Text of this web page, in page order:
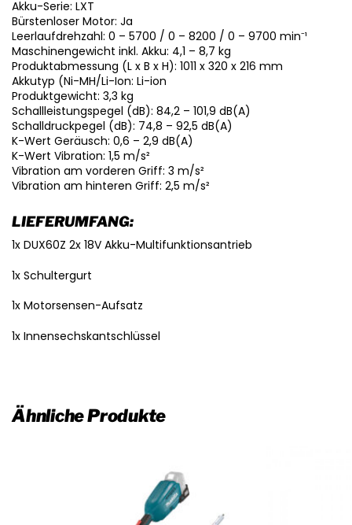
Akku-Serie: LXT
Bürstenloser Motor: Ja
Leerlaufdrehzahl: 0 – 5700 / 0 – 8200 / 0 – 9700 min⁻¹
Maschinengewicht inkl. Akku: 4,1 – 8,7 kg
Produktabmessung (L x B x H): 1011 x 320 x 216 mm
Akkutyp (Ni-MH/Li-Ion: Li-ion
Produktgewicht: 3,3 kg
Schallleistungspegel (dB): 84,2 – 101,9 dB(A)
Schalldruckpegel (dB): 74,8 – 92,5 dB(A)
K-Wert Geräusch: 0,6 – 2,9 dB(A)
K-Wert Vibration: 1,5 m/s²
Vibration am vorderen Griff: 3 m/s²
Vibration am hinteren Griff: 2,5 m/s²
LIEFERUMFANG:
1x DUX60Z 2x 18V Akku-Multifunktionsantrieb
1x Schultergurt
1x Motorsensen-Aufsatz
1x Innensechskantschlüssel
Ähnliche Produkte